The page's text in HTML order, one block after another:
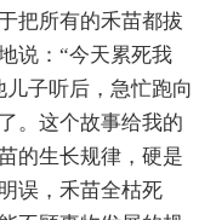
把所有的禾苗都拔
说：“今天累死我
子听后，急忙跑向
。这个故事给我的
的生长规律，硬是
误，禾苗全枯死